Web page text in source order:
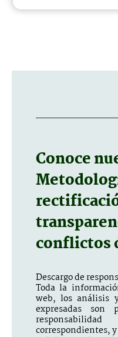
Conoce
conflictos
Descargo de
Toda la
web, los análisis
expresadas son
correspondientes,